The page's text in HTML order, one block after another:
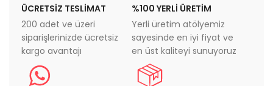
ÜCRETSİZ TESLİMAT
200 adet ve üzeri
siparişlerinizde ücretsiz
kargo avantajı
%100 YERLİ ÜRETİM
Yerli üretim atölyemiz
sayesinde en iyi fiyat ve
en üst kaliteyi sunuyoruz